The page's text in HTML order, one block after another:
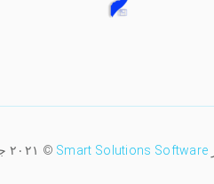
Smart Solutions Software © ٢٠٢١ جميع الحقوق محفوظة.